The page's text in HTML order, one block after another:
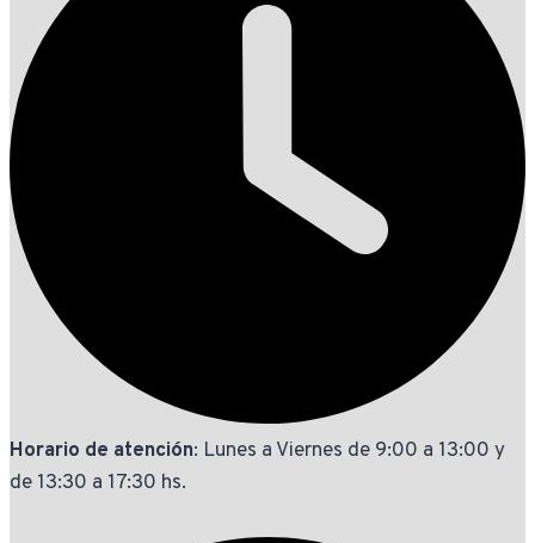
Horario de atención: Lunes a Viernes de 9:00 a 13:00 y
de 13:30 a 17:30 hs.